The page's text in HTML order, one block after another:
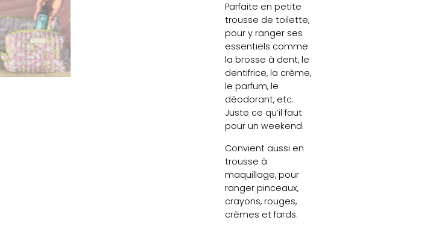
Parfaite en petite
trousse de toilette,
pour y ranger ses
essentiels comme
la brosse à dent, le
dentifrice, la crème,
le parfum, le
déodorant, etc.
Juste ce qu’il faut
pour un weekend.
Convient aussi en
trousse à
maquillage, pour
ranger pinceaux,
crayons, rouges,
crèmes et fards.